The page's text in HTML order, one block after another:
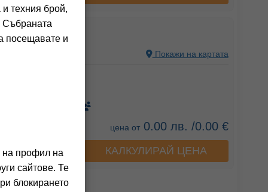
Покажи на картата
цена от0.00 лв. /0.00 €
хотела КАЛКУЛИРАЙ ЦЕНА
техния брой,
Събраната
посещавате и
на профил на
сайтове. Те
блокирането